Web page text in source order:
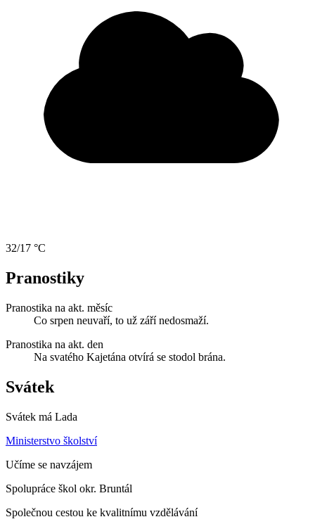
32/17 °C
Pranostiky
Pranostika na akt. měsíc
Co srpen neuvaří, to už září nedosmaží.
Pranostika na akt. den
Na svatého Kajetána otvírá se stodol brána.
Svátek
Svátek má Lada
Ministerstvo školství
Učíme se navzájem
Spolupráce škol okr. Bruntál
Společnou cestou ke kvalitnímu vzdělávání